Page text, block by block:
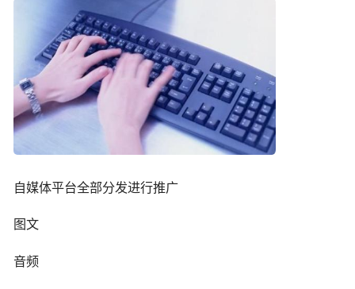
自媒体平台全部分发进行推广
图文
音频